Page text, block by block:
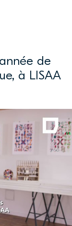
de
à LISAA
année